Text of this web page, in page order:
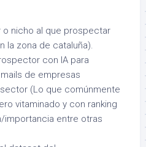
o nicho al que prospectar
la zona de cataluña).
con IA para
de empresas
(Lo que comúnmente
vitaminado y con ranking
importancia entre otras